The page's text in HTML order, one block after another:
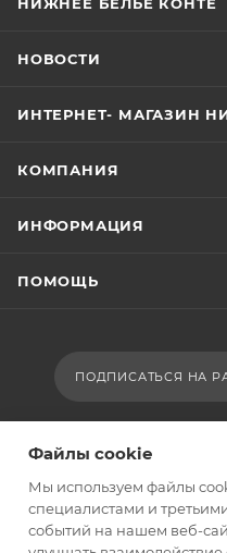
НОВОСТИ
ИНТЕРНЕТ- МАГАЗИН
КОМПАНИЯ
ИНФОРМАЦИЯ
ПОМОЩЬ
ПОДПИСАТЬСЯ НА
Файлы cookie
Мы используем файлы
специалистами и
событий на нашем веб-